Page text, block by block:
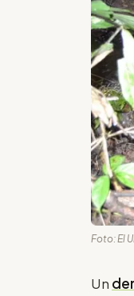
Foto: El
Un